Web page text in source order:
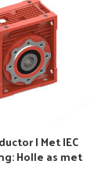
| Met IEC
Holle as met